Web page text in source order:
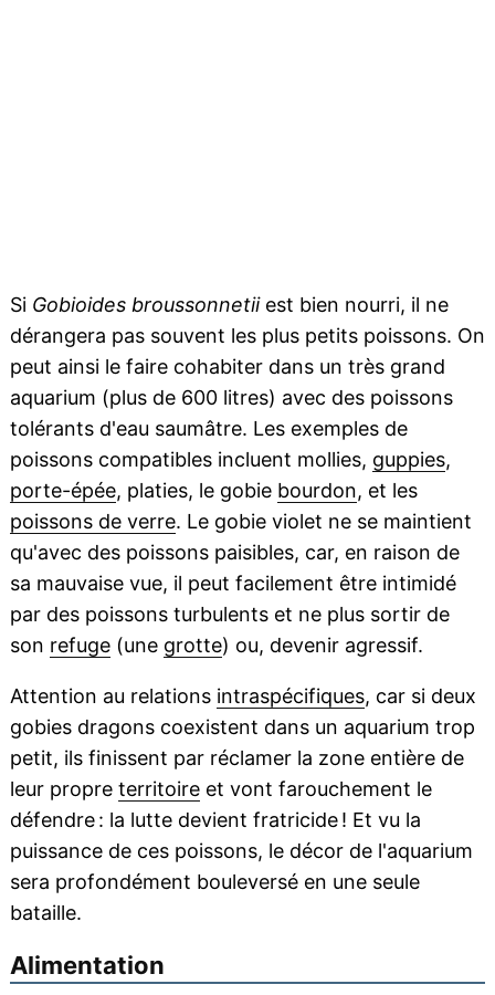
Si Gobioides broussonnetiiest bien nourri, il ne
dérangera pas souvent les plus petits poissons. On
peut ainsi le faire cohabiter dans un très grand
aquarium (plus de 600 litres) avec des poissons
tolérants d'eau saumâtre. Les exemples de
poissons compatibles incluent mollies, guppies,
porte-épée, platies, le gobie bourdon, et les
poissons de verre. Le gobie violet ne se maintient
qu'avec des poissons paisibles, car, en raison de
sa mauvaise vue, il peut facilement être intimidé
par des poissons turbulents et ne plus sortir de
son refuge(une grotte) ou, devenir agressif.
Attention au relations intraspécifiques, car si deux
gobies dragons coexistent dans un aquarium trop
petit, ils finissent par réclamer la zone entière de
leur propre territoireet vont farouchement le
défendre : la lutte devient fratricide ! Et vu la
puissance de ces poissons, le décor de l'aquarium
sera profondément bouleversé en une seule
bataille.
Alimentation